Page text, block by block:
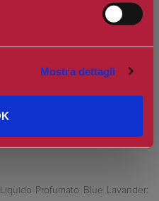
Mostra dettagli
se il carrello supera i 60€
Profumato Blue Lavander: